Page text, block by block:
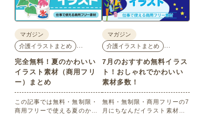
マガジン
介護イラストまとめ
完全無料！夏のかわいい
イラスト素材（商用フリ
ー）まとめ
この記事では無料・無制限・
商用フリーで使える夏のかわ
マガジン
介護イラストまとめ
7月のおすすめ無料イラス
ト！おしゃれでかわいい
素材多数！
無料・無制限・商用フリーの7
月にちなんだイラスト素材を